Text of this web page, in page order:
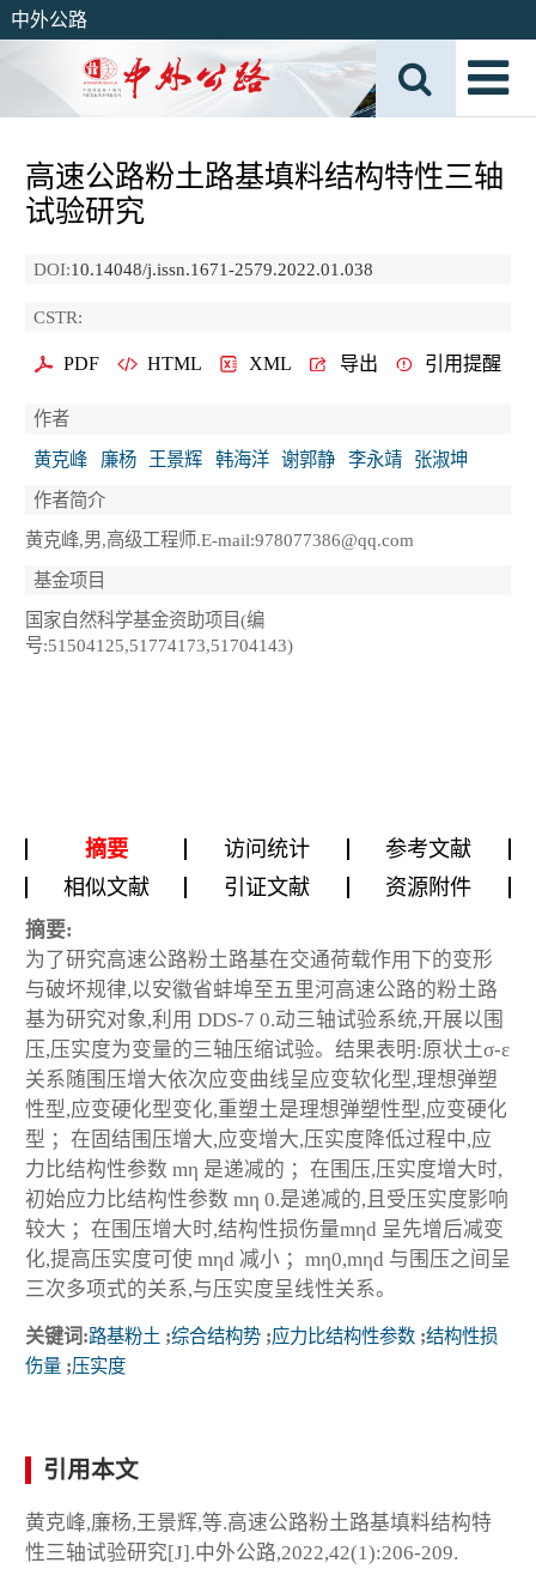
中外公路
高速公路粉土路基填料结构特性三轴
试验研究
DOI:10.14048/j.issn.1671-2579.2022.01.038
CSTR:
PDF HTML XML 导出 引用提醒
作者
黄克峰
廉杨 王景辉 韩海洋 谢郭静 李永靖
张淑坤
作者简介
黄克峰,男,高级工程师.E-mail:978077386@qq.com
基金项目
国家自然科学基金资助项目(编
号:51504125,51774173,51704143)
摘要 访问统计
参考文献
相似文献
引证文献 资源附件
摘要:
为了研究高速公路粉土路基在交通荷载作用下的变形
与破坏规律,以安徽省蚌埠至五里河高速公路的粉土路
基为研究对象,利用 DDS-7 0.动三轴试验系统,开展以围
压,压实度为变量的三轴压缩试验。结果表明:原状土σ-ε
关系随围压增大依次应变曲线呈应变软化型,理想弹塑
性型,应变硬化型变化,重塑土是理想弹塑性型,应变硬化
型 ；在固结围压增大,应变增大,压实度降低过程中,应
力比结构性参数 mη 是递减的 ；在围压,压实度增大时,
初始应力比结构性参数 mη 0.是递减的,且受压实度影响
较大 ；在围压增大时,结构性损伤量mηd 呈先增后减变
化,提高压实度可使 mηd 减小 ；mη0,mηd 与围压之间呈
三次多项式的关系,与压实度呈线性关系。
关键词:路基粉土 ;综合结构势 ;应力比结构性参数 ;结构性损
伤量 ;压实度
引用本文
黄克峰,廉杨,王景辉,等.高速公路粉土路基填料结构特
性三轴试验研究[J].中外公路,2022,42(1):206-209.